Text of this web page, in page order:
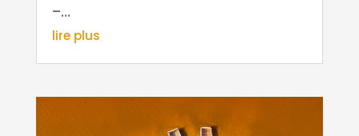
–...
lire plus